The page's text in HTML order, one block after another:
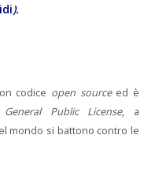
).
codice open sourceed è
Public License, a
mondo si battono contro le